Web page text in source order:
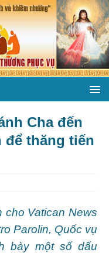
Cha đến
để thăng tiến
cho Vatican News
Parolin, Quốc vụ
bày một số dấu